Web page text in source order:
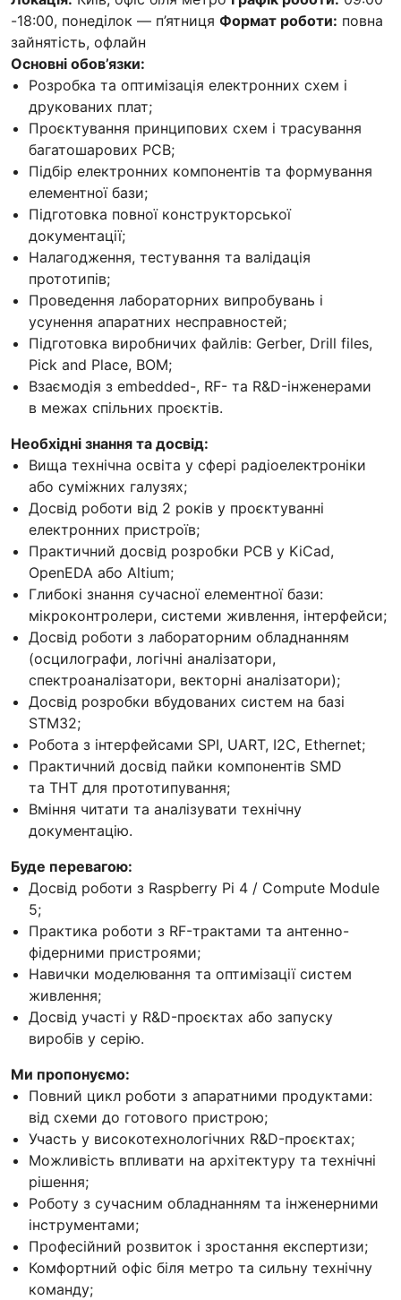
-18:00, понеділок — п’ятниця Формат роботи: повна
зайнятість, офлайн
Основні обов’язки:
Розробка та оптимізація електронних схем і
друкованих плат;
Проєктування принципових схем і трасування
багатошарових PCB;
Підбір електронних компонентів та формування
елементної бази;
Підготовка повної конструкторської
документації;
Налагодження, тестування та валідація
прототипів;
Проведення лабораторних випробувань і
усунення апаратних несправностей;
Підготовка виробничих файлів: Gerber, Drill files,
Pick and Place, BOM;
Взаємодія з embedded-, RF- та R&D-інженерами
в межах спільних проєктів.
Необхідні знання та досвід:
Вища технічна освіта у сфері радіоелектроніки
або суміжних галузях;
Досвід роботи від 2 років у проєктуванні
електронних пристроїв;
Практичний досвід розробки PCB у KiCad,
OpenEDA або Altium;
Глибокі знання сучасної елементної бази:
мікроконтролери, системи живлення, інтерфейси;
Досвід роботи з лабораторним обладнанням
(осцилографи, логічні аналізатори,
спектроаналізатори, векторні аналізатори);
Досвід розробки вбудованих систем на базі
STM32;
Робота з інтерфейсами SPI, UART, I2C, Ethernet;
Практичний досвід пайки компонентів SMD
та THT для прототипування;
Вміння читати та аналізувати технічну
документацію.
Буде перевагою:
Досвід роботи з Raspberry Pi 4 / Compute Module
5;
Практика роботи з RF-трактами та антенно-
фідерними пристроями;
Навички моделювання та оптимізації систем
живлення;
Досвід участі у R&D-проєктах або запуску
виробів у серію.
Ми пропонуємо:
Повний цикл роботи з апаратними продуктами:
від схеми до готового пристрою;
Участь у високотехнологічних R&D-проєктах;
Можливість впливати на архітектуру та технічні
рішення;
Роботу з сучасним обладнанням та інженерними
інструментами;
Професійний розвиток і зростання експертизи;
Комфортний офіс біля метро та сильну технічну
команду;